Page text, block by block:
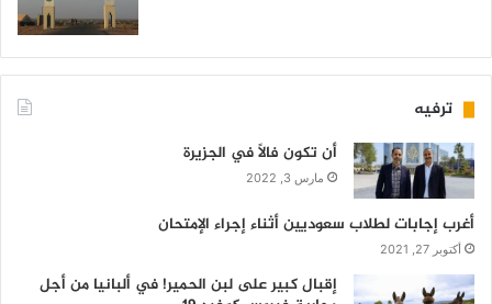
ترفيه
أن تكون فالاً في الجزيرة
مارس 3, 2022
أغرب إجابات لطلاب سعوديين أثناء إجراء الإمتحان
أكتوبر 27, 2021
إقبال كبير على لبن الحمير! في ألبانيا من أجل